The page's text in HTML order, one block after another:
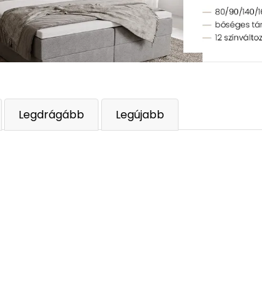
Legdrágább Legújabb
eszközén. Kérjük, a webhely további használatához